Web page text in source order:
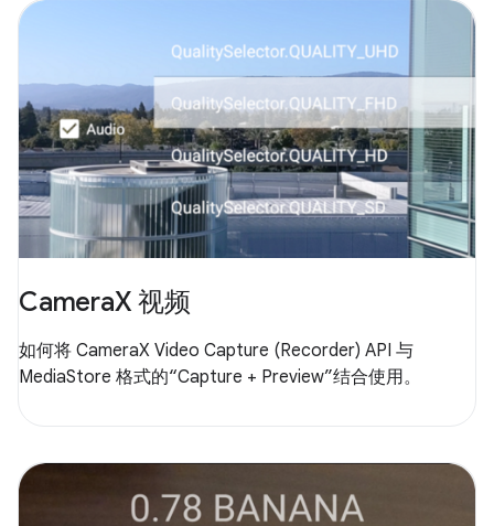
CameraX 视频
如何将 CameraX Video Capture (Recorder) API 与
MediaStore 格式的“Capture + Preview”结合使用。